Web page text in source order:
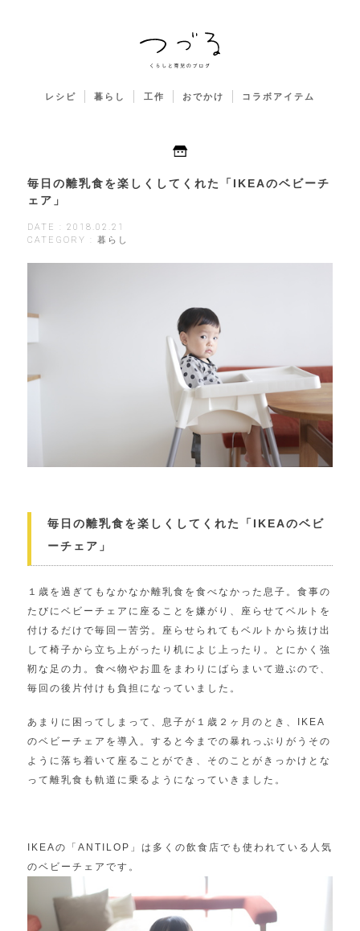
レシピ 暮らし 工作 おでかけ コラボアイテム
毎日の離乳食を楽しくしてくれた「IKEAのベビーチ
ェア」
DATE : 2018.02.21
CATEGORY : 暮らし
毎日の離乳食を楽しくしてくれた「IKEAのベビ
ーチェア」
１歳を過ぎてもなかなか離乳食を食べなかった息子。食事の
たびにベビーチェアに座ることを嫌がり、座らせてベルトを
付けるだけで毎回一苦労。座らせられてもベルトから抜け出
して椅子から立ち上がったり机によじ上ったり。とにかく強
靭な足の力。食べ物やお皿をまわりにばらまいて遊ぶので、
毎回の後片付けも負担になっていました。
あまりに困ってしまって、息子が１歳２ヶ月のとき、IKEA
のベビーチェアを導入。すると今までの暴れっぷりがうその
ように落ち着いて座ることができ、そのことがきっかけとな
って離乳食も軌道に乗るようになっていきました。
IKEAの「ANTILOP」は多くの飲食店でも使われている人気
のベビーチェアです。